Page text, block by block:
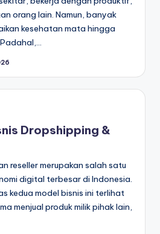
orang lain. Namun, banyak
kesehatan mata hingga
Padahal,…
Dropshipping &
reseller merupakan salah satu
digital terbesar di Indonesia.
kedua model bisnis ini terlihat
menjual produk milik pihak lain,